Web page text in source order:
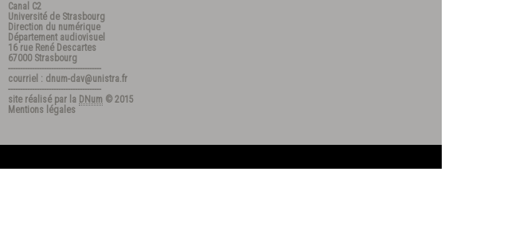
Canal C2
Université de Strasbourg
Direction du numérique
Département audiovisuel
16 rue René Descartes
67000 Strasbourg
---------------------------------------
courriel : dnum-dav@unistra.fr
---------------------------------------
site réalisé par la DNum © 2015
Mentions légales